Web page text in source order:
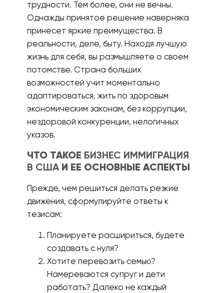
трудности. Тем более, они не вечны.
Однажды принятое решение наверняка
принесет яркие преимущества. В
реальности, деле, быту. Находя лучшую
жизнь для себя, вы размышляете о своем
потомстве. Страна больших
возможностей учит моментально
адаптироваться, жить по здоровым
экономическим законам, без коррупции,
нездоровой конкуренции, нелогичных
указов.
ЧТО ТАКОЕ БИЗНЕС ИММИГРАЦИЯ
В США И ЕЕ ОСНОВНЫЕ АСПЕКТЫ
Прежде, чем решиться делать резкие
движения, сформулируйте ответы к
тезисам:
Планируете расшириться, будете
создавать с нуля?
Хотите перевозить семью?
Намереваются супруг и дети
работать? Далеко не каждый